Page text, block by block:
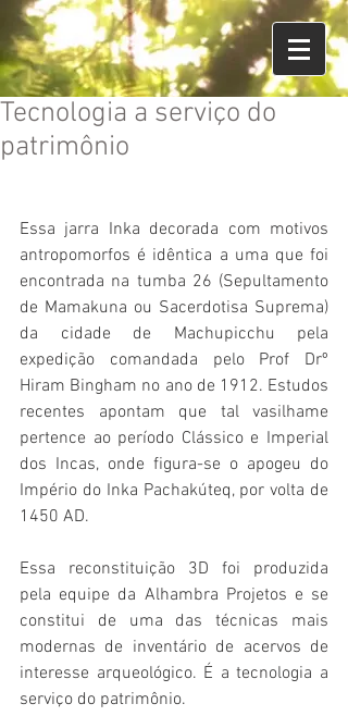
Tecnologia a serviço do
patrimônio
Essa jarra Inka decorada com motivos
antropomorfos é idêntica a uma que foi
encontrada na tumba 26 (Sepultamento
de Mamakuna ou Sacerdotisa Suprema)
da cidade de Machupicchu pela
expedição comandada pelo Prof Drº
Hiram Bingham no ano de 1912. Estudos
recentes apontam que tal vasilhame
pertence ao período Clássico e Imperial
dos Incas, onde figura-se o apogeu do
Império do Inka Pachakúteq, por volta de
1450 AD.
Essa reconstituição 3D foi produzida
pela equipe da Alhambra Projetos e se
constitui de uma das técnicas mais
modernas de inventário de acervos de
interesse arqueológico. É a tecnologia a
serviço do patrimônio.